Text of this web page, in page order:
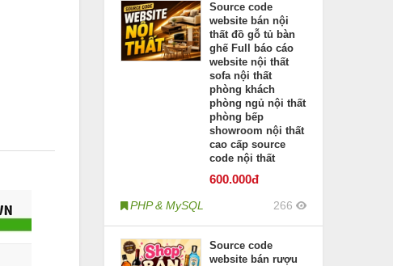
Source code
website bán nội
thất đồ gỗ tủ bàn
ghế Full báo cáo
website nội thất
sofa nội thất
phòng khách
phòng ngủ nội thất
phòng bếp
showroom nội thất
cao cấp source
code nội thất
600.000đ
PHP & MySQL 266
Source code
website bán rượu